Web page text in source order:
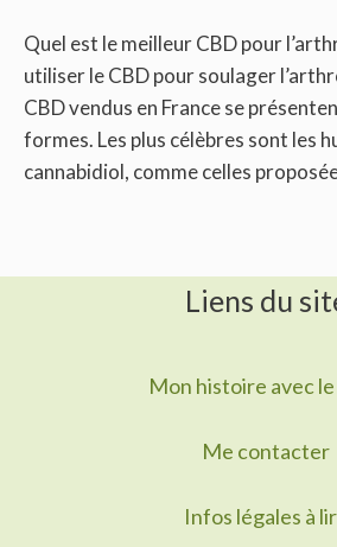
Quel est le meilleur CBD pour
utiliser le CBD pour soulager
CBD vendus en France se
formes. Les plus célèbres sont les
cannabidiol, comme celles
Liens du
Mon histoire avec
Me contacter
Infos légales à